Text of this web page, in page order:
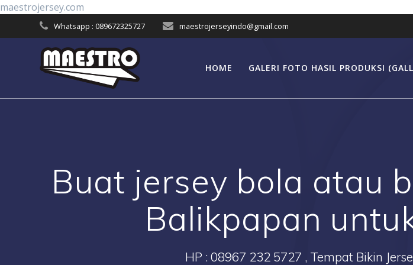
maestrojersey.com
content
Whatsapp : 089672325727 maestrojerseyindo@gmail.com
HOME GALERI FOTO HASIL PRODUKSI
Buat jersey bola atau
Balikpapan
HP : 08967 232 5727 , Tempat Bikin